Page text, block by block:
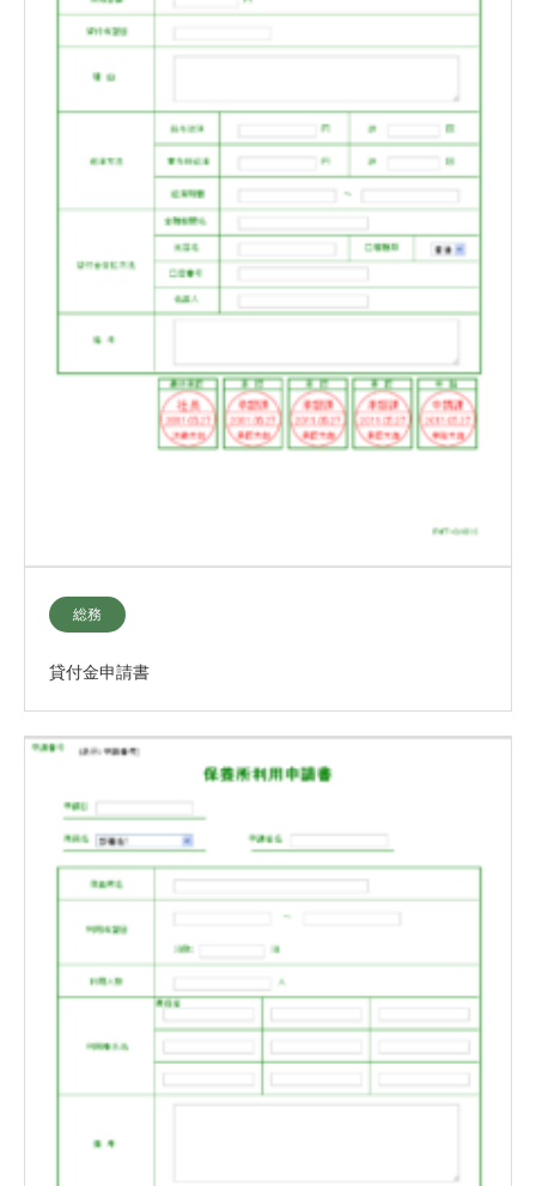
総務
貸付金申請書